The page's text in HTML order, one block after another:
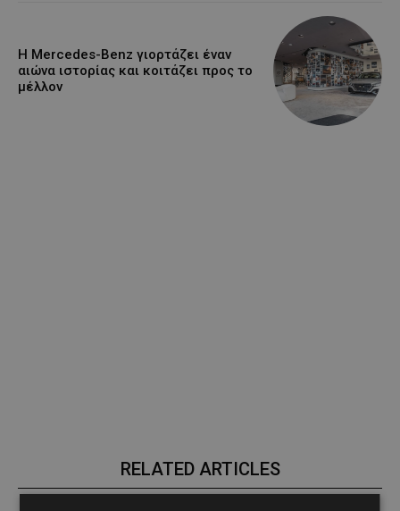
Η Mercedes-Benz γιορτάζει έναν
αιώνα ιστορίας και κοιτάζει προς το
μέλλον
RELATED ARTICLES